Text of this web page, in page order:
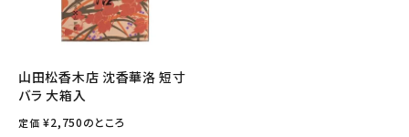
山田松香木店 沈香華洛 短寸
バラ 大箱入
定価 ¥2,750のところ